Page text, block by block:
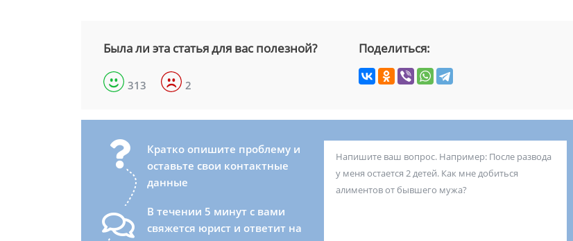
Была ли эта статья для вас полезной?
313 2
Поделиться:
Кратко опишите проблему и
оставьте свои контактные
данные
В течении 5 минут с вами
свяжется юрист и ответит на